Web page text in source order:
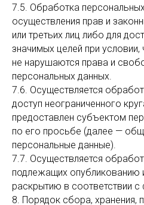
7.5. Обработка
осуществления прав и
или третьих лиц либо для
значимых целей при условии,
не нарушаются права и
персональных данных.
7.6. Осуществляется
доступ неограниченного
предоставлен субъектом
по его просьбе (далее —
персональные данные).
7.7. Осуществляется
подлежащих опубликованию
раскрытию в соответствии
8. Порядок сбора, хранения,